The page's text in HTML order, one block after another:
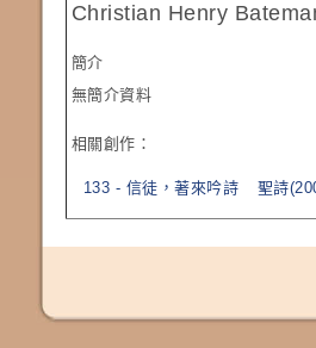
Christian Henry
簡介
無簡介資料
相關創作：
133 - 信徒，著來吟詩 聖詩